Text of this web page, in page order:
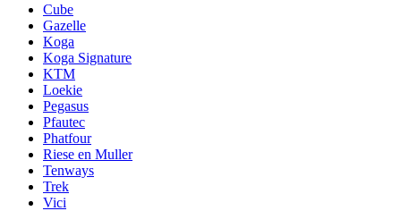
Cube
Gazelle
Koga
Koga Signature
KTM
Loekie
Pegasus
Pfautec
Phatfour
Riese en Muller
Tenways
Trek
Vici